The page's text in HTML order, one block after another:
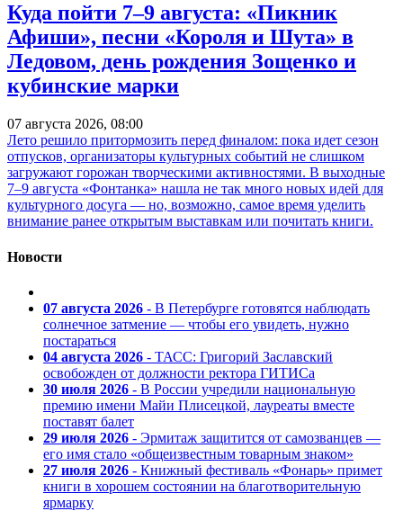
Куда пойти 7–9 августа: «Пикник
Афиши», песни «Короля и Шута» в
Ледовом, день рождения Зощенко и
кубинские марки
07 августа 2026, 08:00
Лето решило притормозить перед финалом: пока идет сезон
отпусков, организаторы культурных событий не слишком
загружают горожан творческими активностями. В выходные
7–9 августа «Фонтанка» нашла не так много новых идей для
культурного досуга — но, возможно, самое время уделить
внимание ранее открытым выставкам или почитать книги.
Новости
07 августа 2026 - В Петербурге готовятся наблюдать
солнечное затмение — чтобы его увидеть, нужно
постараться
04 августа 2026 - ТАСС: Григорий Заславский
освобожден от должности ректора ГИТИСа
30 июля 2026 - В России учредили национальную
премию имени Майи Плисецкой, лауреаты вместе
поставят балет
29 июля 2026 - Эрмитаж защитится от самозванцев —
его имя стало «общеизвестным товарным знаком»
27 июля 2026 - Книжный фестиваль «Фонарь» примет
книги в хорошем состоянии на благотворительную
ярмарку